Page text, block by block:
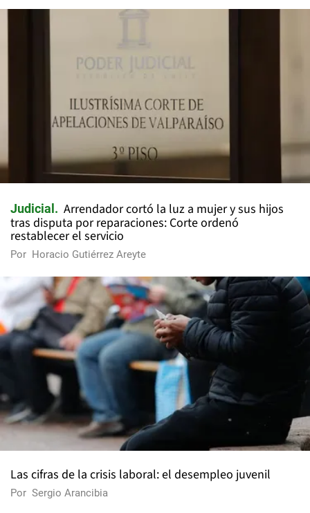
Judicial
Arrendador cortó la luz a mujer y sus hijos
tras disputa por reparaciones: Corte ordenó
restablecer el servicio
Por Horacio Gutiérrez Areyte
Las cifras de la crisis laboral: el desempleo juvenil
Por Sergio Arancibia